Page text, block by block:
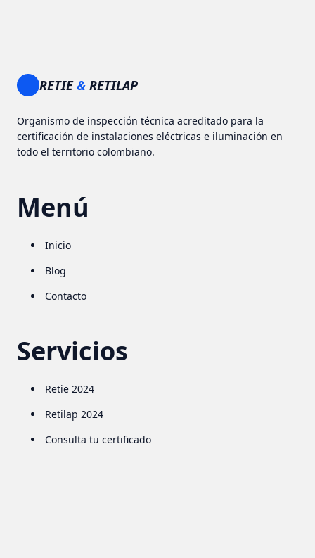
RETIE& RETILAP
Organismo de inspección técnica acreditado para la
certificación de instalaciones eléctricas e iluminación en
todo el territorio colombiano.
Menú
Inicio
Blog
Contacto
Servicios
Retie 2024
Retilap 2024
Consulta tu certificado